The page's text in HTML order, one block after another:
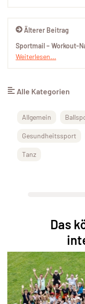
Älterer Beitrag
Sportmail – Workout-
Weiterlesen...
Alle Kategorien
Allgemein
Gesundheitssport
Tanz
Das